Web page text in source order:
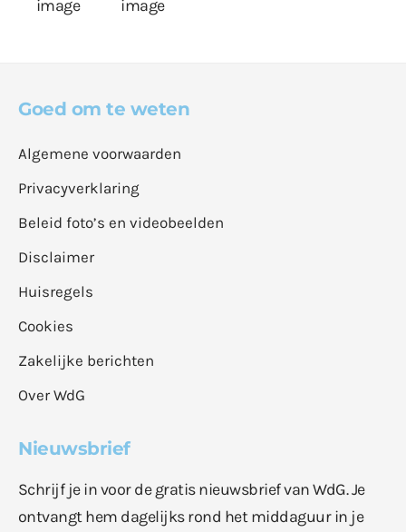
Goed om te weten
Algemene voorwaarden
Privacyverklaring
Beleid foto’s en videobeelden
Disclaimer
Huisregels
Cookies
Zakelijke berichten
Over WdG
Nieuwsbrief
Schrijf je in voor de gratis nieuwsbrief van WdG. Je
ontvangt hem dagelijks rond het middaguur in je